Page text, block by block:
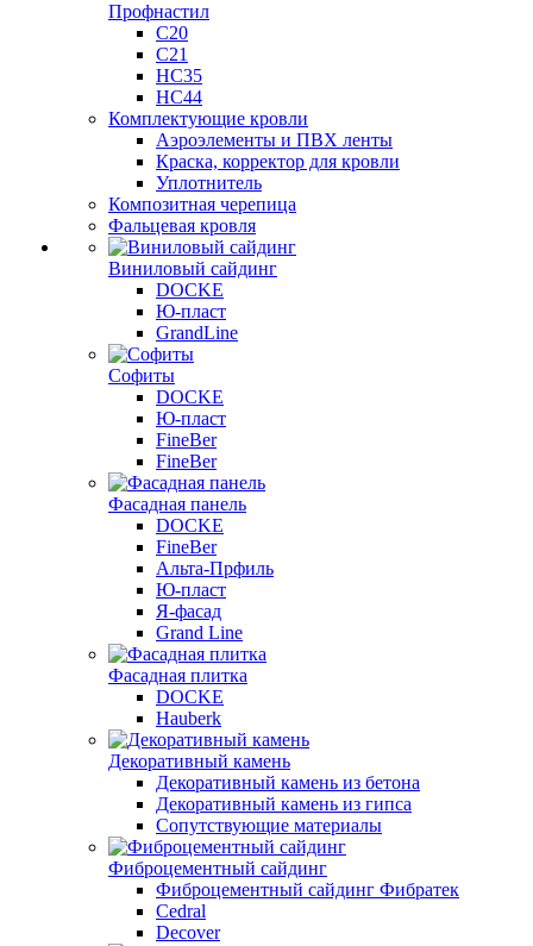
Профнастил
C20
C21
НС35
НС44
Комплектующие кровли
Аэроэлементы и ПВХ ленты
Краска, корректор для кровли
Уплотнитель
Композитная черепица
Фальцевая кровля
Виниловый сайдинг
DOCKE
Ю-пласт
GrandLine
Софиты
DOCKE
Ю-пласт
FineBer
FineBer
Фасадная панель
DOCKE
FineBer
Альта-Прфиль
Ю-пласт
Я-фасад
Grand Line
Фасадная плитка
DOCKE
Hauberk
Декоративный камень
Декоративный камень из бетона
Декоративный камень из гипса
Сопутствующие материалы
Фиброцементный сайдинг
Фиброцементный сайдинг Фибратек
Cedral
Decover